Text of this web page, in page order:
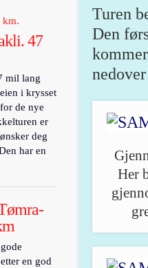
Turen
Den
Her
47
mil lang
i krysset
de nye
er
deg
har en
en god